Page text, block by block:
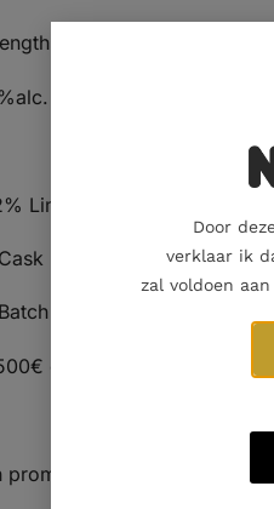
2023 Edition 60,1%alc.
Peated!!
Limited edition
52,3% Limited edition
dus meer dan de
in de toekomst ?
Door
verklaar ik
zal voldoen